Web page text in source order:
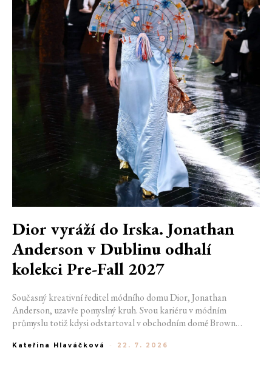
Dior vyráží do Irska. Jonathan
Anderson v Dublinu odhalí
kolekci Pre-Fall 2027
Současný kreativní ředitel módního domu Dior, Jonathan
Anderson, uzavře pomyslný kruh. Svou kariéru v módním
průmyslu totiž kdysi odstartoval v obchodním domě Brown
jedné z největších luxusních značek světa. V prosinci totiž v
Kateřina Hlaváčková - 22. 7. 2026